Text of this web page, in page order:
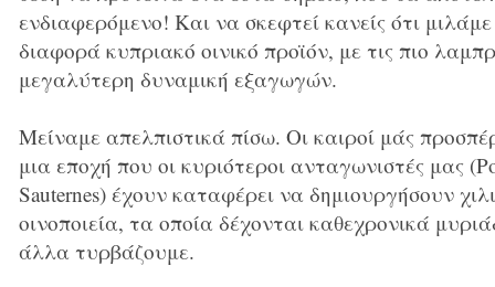
ενδιαφερόμενο! Και να σκεφτεί κανείς ότι
διαφορά κυπριακό οινικό προϊόν, με τις πιο
μεγαλύτερη δυναμική εξαγωγών.
Μείναμε απελπιστικά πίσω. Οι καιροί μάς
μια εποχή που οι κυριότεροι ανταγωνιστές μας
Sauternes) έχουν καταφέρει να δημιουργήσουν
οινοποιεία, τα οποία δέχονται καθεχρονικά
άλλα τυρβάζουμε.